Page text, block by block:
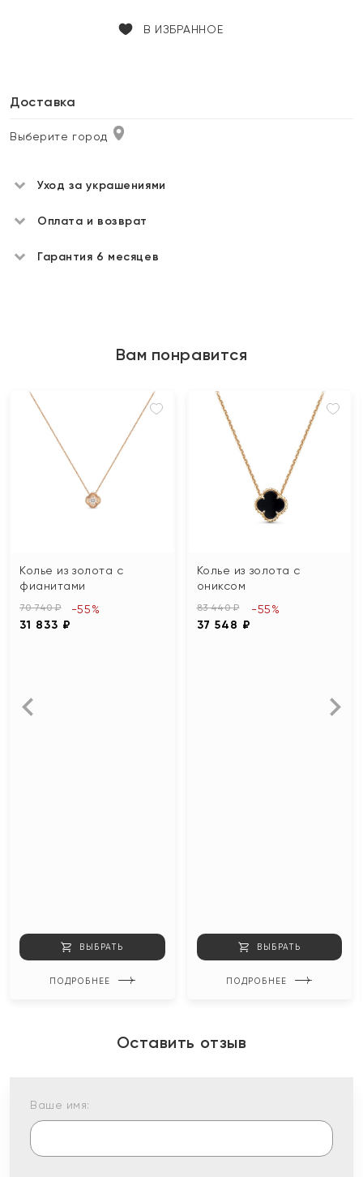
В ИЗБРАННОЕ
Доставка
Выберите город
Уход за украшениями
Оплата и возврат
Гарантия 6 месяцев
Вам понравится
Колье из золота с
фианитами
70 740 ₽
31 833 ₽
-55%
ВЫБРАТЬ
ПОДРОБНЕЕ
Колье из золота с
ониксом
83 440 ₽
37 548 ₽
-55%
ВЫБРАТЬ
ПОДРОБНЕЕ
Оставить отзыв
Ваше имя: